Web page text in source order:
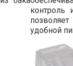
контроль
позволяет
удобной